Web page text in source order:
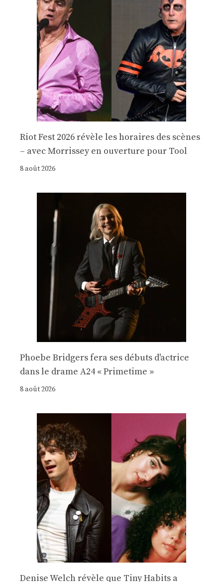
Riot Fest 2026 révèle les horaires des scènes
– avec Morrissey en ouverture pour Tool
8 août 2026
Phoebe Bridgers fera ses débuts d'actrice
dans le drame A24 « Primetime »
8 août 2026
Denise Welch révèle que Tiny Habits a